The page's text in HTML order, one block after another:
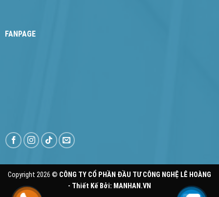
FANPAGE
Copyright 2026 © CÔNG TY CỔ PHẦN ĐẦU TƯ CÔNG NGHỆ LÊ HOÀNG
- Thiết Kế Bởi: MANHAN.VN